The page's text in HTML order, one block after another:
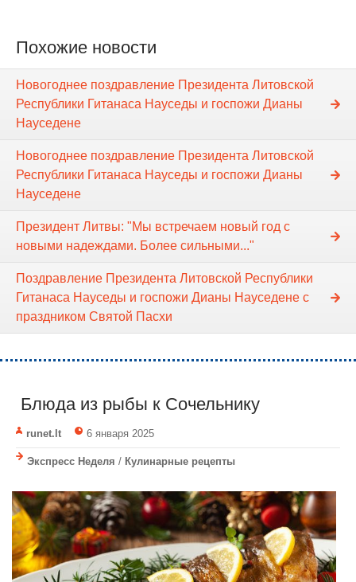
Похожие новости
Новогоднее поздравление Президента Литовской
Республики Гитанаса Науседы и госпожи Дианы
Науседене
Новогоднее поздравление Президента Литовской
Республики Гитанаса Науседы и госпожи Дианы
Науседене
Президент Литвы: "Мы встречаем новый год с
новыми надеждами. Более сильными..."
Поздравление Президента Литовской Республики
Гитанаса Науседы и госпожи Дианы Науседене с
праздником Святой Пасхи
​ Блюда из рыбы к Сочельнику
runet.lt 6 января 2025
Экспресс Неделя / Кулинарные рецепты